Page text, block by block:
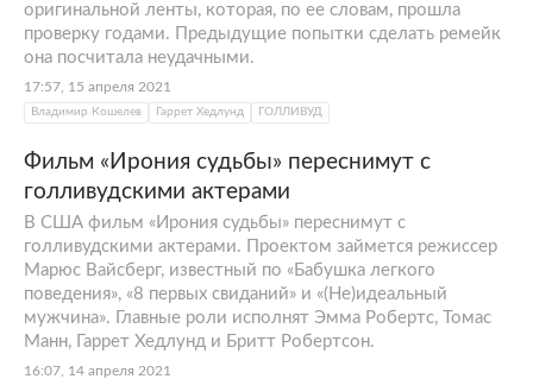
оригинальной ленты, которая, по ее словам, прошла
проверку годами. Предыдущие попытки сделать ремейк
она посчитала неудачными.
17:57, 15 апреля 2021
Владимир Кошелев Гаррет Хедлунд ГОЛЛИВУД
Фильм «Ирония судьбы» переснимут с
голливудскими актерами
В США фильм «Ирония судьбы» переснимут с
голливудскими актерами. Проектом займется режиссер
Марюс Вайсберг, известный по «Бабушка легкого
поведения», «8 первых свиданий» и «(Не)идеальный
мужчина». Главные роли исполнят Эмма Робертс, Томас
Манн, Гаррет Хедлунд и Бритт Робертсон.
16:07, 14 апреля 2021